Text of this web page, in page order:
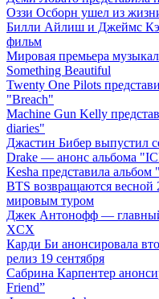
Оззи Осборн ушел из
Билли Айлиш и Джеймс
фильм
Мировая премьера
Something Beautiful
Twenty One Pilots
"Breach"
Machine Gun Kelly
diaries"
Джастин Бибер выпустил
Drake — анонс альбома
Kesha представила альбом
BTS возвращаются
мировым туром
Джек Антонофф —
XCX
Карди Би анонсировала
релиз 19 сентября
Сабрина Карпентер
Friend”